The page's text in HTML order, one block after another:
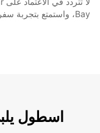
Bay، واستمتع بتجربة سفر لا تُنسى.
اسطول